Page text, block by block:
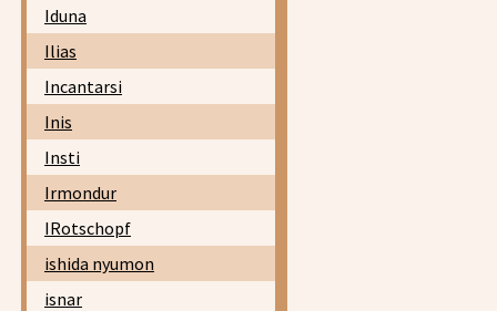
Iduna
Ilias
Incantarsi
Inis
Insti
Irmondur
IRotschopf
ishida nyumon
isnar